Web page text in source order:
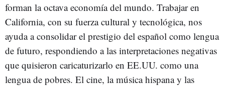
forman la octava economía del mundo. Trabajar en
California, con su fuerza cultural y tecnológica, nos
ayuda a consolidar el prestigio del español como lengua
de futuro, respondiendo a las interpretaciones negativas
que quisieron caricaturizarlo en EE.UU. como una
lengua de pobres. El cine, la música hispana y las